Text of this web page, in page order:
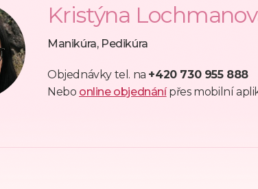
Kristýna
Manikúra, Pedikúra
Objednávky tel. na +420 730 955 888
Nebo online objednánípřes mobilní